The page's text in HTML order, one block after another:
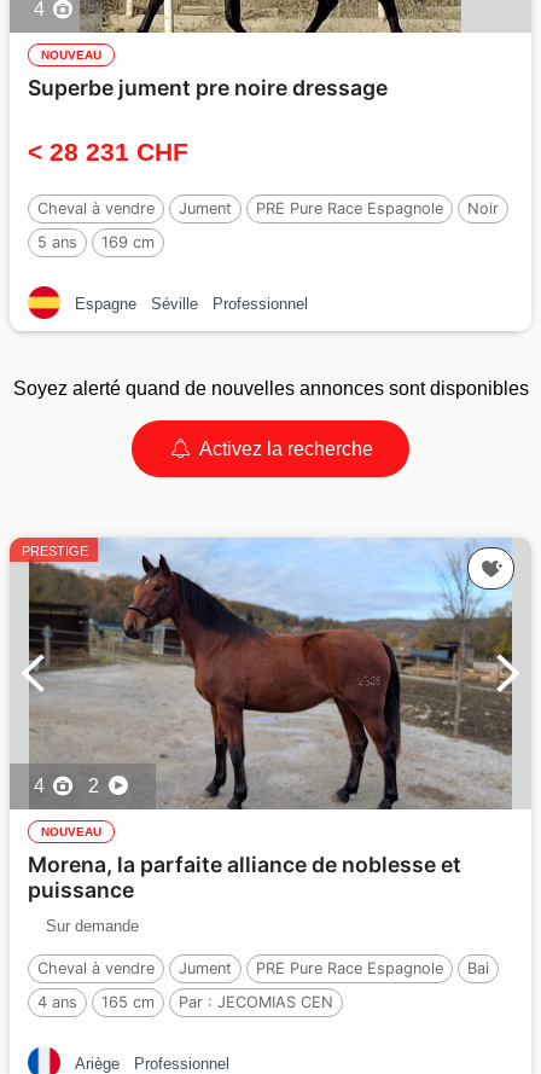
4
NOUVEAU
Superbe jument pre noire dressage
< 28 231 CHF
Cheval à vendre Jument PRE Pure Race Espagnole
Noir
5 ans
169 cm
Espagne Séville Professionnel
Soyez alerté quand de nouvelles annonces sont disponibles
Activez la recherche
PRESTIGE
4 2
NOUVEAU
Morena, la parfaite alliance de noblesse et
puissance
Sur demande
Cheval à vendre Jument PRE Pure Race Espagnole
Bai
4 ans
165 cm Par : JECOMIAS CEN
Ariège Professionnel